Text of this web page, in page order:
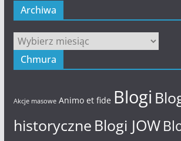
Archiwa
Archiwa
Chmura
Akcje masowe Animo et fide Blogi
historyczne Blogi JOW